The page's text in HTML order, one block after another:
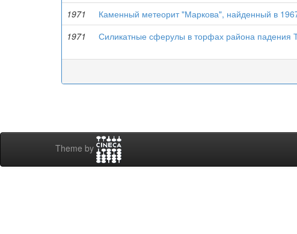
1971 Каменный метеорит "Маркова", найденный в
1971
Силикатные сферулы в торфах района падения
Theme by